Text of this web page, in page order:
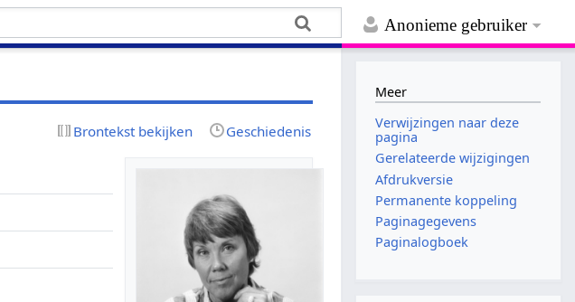
Anonieme gebruiker
Brontekst bekijken Geschiedenis
Meer
Verwijzingen naar deze
pagina
Gerelateerde wijzigingen
Afdrukversie
Permanente koppeling
Paginagegevens
Paginalogboek